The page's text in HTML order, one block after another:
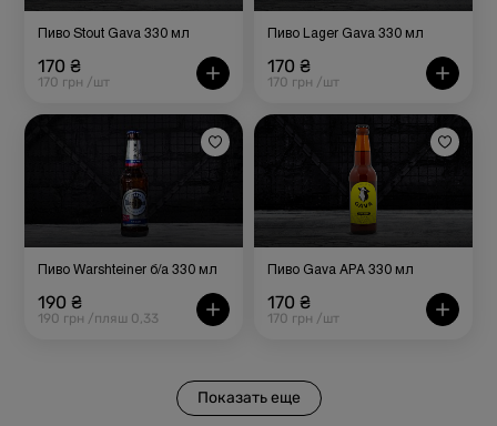
Пиво Stout Gava 330 мл
170 ₴
170 грн /шт
Пиво Lager Gava 330 мл
170 ₴
170 грн /шт
Пиво Warshteiner б/а 330 мл
190 ₴
190 грн /пляш 0,33
Пиво Gava APA 330 мл
170 ₴
170 грн /шт
Показать еще